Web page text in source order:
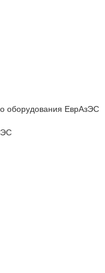
оборудования ЕврАзЭС